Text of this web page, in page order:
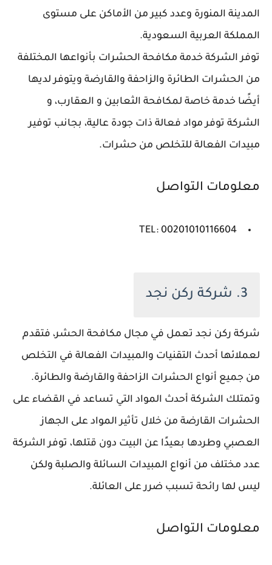
المدينة المنورة وعدد كبير من الأماكن على مستوى
المملكة العربية السعودية.
توفر الشركة خدمة مكافحة الحشرات بأنواعها المختلفة
من الحشرات الطائرة والزاحفة والقارضة ويتوفر لديها
أيضًا خدمة خاصة لمكافحة الثعابين و العقارب، و
الشركة توفر مواد فعالة ذات جودة عالية، بجانب توفير
مبيدات الفعالة للتخلص من حشرات.
معلومات التواصل
TEL: 00201010116604
3. شركة ركن نجد
شركة ركن نجد تعمل في مجال مكافحة الحشر، فتقدم
لعملائها أحدث التقنيات والمبيدات الفعالة في التخلص
من جميع أنواع الحشرات الزاحفة والقارضة والطائرة.
وتمتلك الشركة أحدث المواد التي تساعد في القضاء على
الحشرات القارضة من خلال تأثير المواد على الجهاز
العصبي وطردها بعيدًا عن البيت دون قتلها، توفر الشركة
عدد مختلف من أنواع المبيدات السائلة والصلبة ولكن
ليس لها رائحة تسبب ضرر على العائلة.
معلومات التواصل